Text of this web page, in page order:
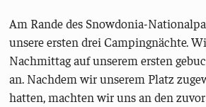
Am Rande des Snowdonia-
unsere ersten drei Campingnächte.
Nachmittag auf unserem ersten
an. Nachdem wir unserem Platz
hatten, machten wir uns an den